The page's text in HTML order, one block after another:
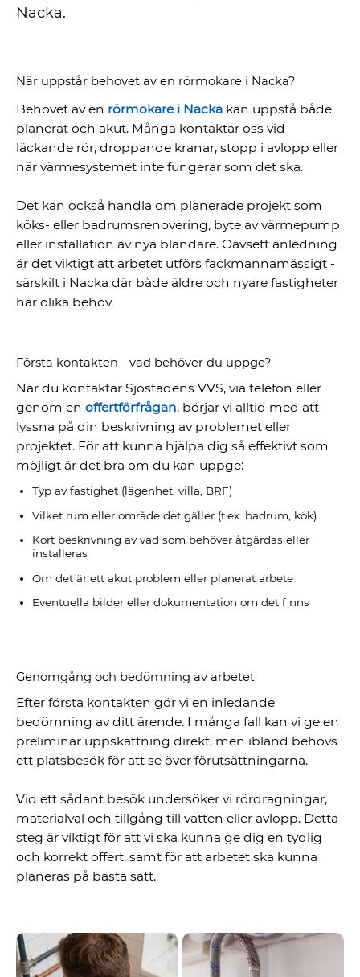
Nacka.
När uppstår behovet av en rörmokare i Nacka?
Behovet av en rörmokare i Nacka kan uppstå både
planerat och akut. Många kontaktar oss vid
läckande rör, droppande kranar, stopp i avlopp eller
när värmesystemet inte fungerar som det ska.
Det kan också handla om planerade projekt som
köks- eller badrumsrenovering, byte av värmepump
eller installation av nya blandare. Oavsett anledning
är det viktigt att arbetet utförs fackmannamässigt -
särskilt i Nacka där både äldre och nyare fastigheter
har olika behov.
Första kontakten - vad behöver du uppge?
När du kontaktar Sjöstadens VVS, via telefon eller
genom enoffertförfrågan, börjar vi alltid med att
lyssna på din beskrivning av problemet eller
projektet. För att kunna hjälpa dig så effektivt som
möjligt är det bra om du kan uppge:
Typ av fastighet (lägenhet, villa, BRF)
Vilket rum eller område det gäller (t.ex. badrum, kök)
Kort beskrivning av vad som behöver åtgärdas eller
installeras
Om det är ett akut problem eller planerat arbete
Eventuella bilder eller dokumentation om det finns
Genomgång och bedömning av arbetet
Efter första kontakten gör vi en inledande
bedömning av ditt ärende. I många fall kan vi ge en
preliminär uppskattning direkt, men ibland behövs
ett platsbesök för att se över förutsättningarna.
Vid ett sådant besök undersöker vi rördragningar,
materialval och tillgång till vatten eller avlopp. Detta
steg är viktigt för att vi ska kunna ge dig en tydlig
och korrekt offert, samt för att arbetet ska kunna
planeras på bästa sätt.